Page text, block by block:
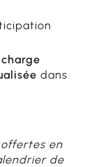
dans
en
de